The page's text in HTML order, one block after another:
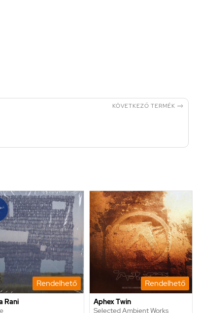
KÖVETKEZŐ TERMÉK 
Rendelhető
Rani
Rendelhető
Aphex Twin
Selected Ambient Works